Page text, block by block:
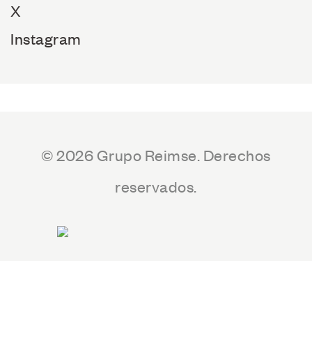
X
Instagram
© 2026 Grupo Reimse. Derechos
reservados.